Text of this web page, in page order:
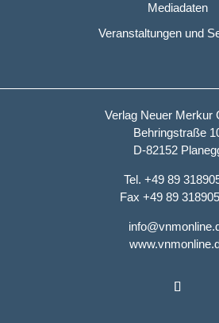
Mediadaten
Veranstaltungen und
Verlag Neuer Merkur
Behringstraße
D-82152
Tel. +49 89
Fax +49 89